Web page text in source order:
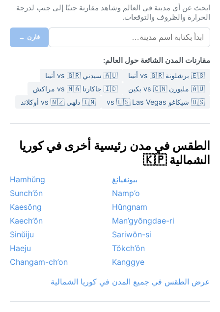
أحياناً إلى منتصف الثلاثينيات مئوية مع هطل أمطار غزيرة بين
يونيو وأغسطس. أما الشتاء فقارس البرودة وجاف جداً،
تنخفض الحرارة إلى ما دون عشرين درجة تحت الصفر،
وتتساقط الثلوج بمعدلات معتدلة تراكمية. الرطوبة مستمرة
الملابس القطنية للصيف وأثقل الملابس الشتوية العازلة للبرد،
مع معطف مضاد للماء لموسم الأمطار.
أفضل فترة لزيارة تشونغجين من الناحية الجوية هي الربيع
والخريف، وتحديداً مايو وأكتوبر، حيث درجات الحرارة معتدلة
الساحل في الشتاء والربيع. العواصف الثلجية ممكنة بين
ديسمبر وفبراير، لكنها ليست شديدة كمناطق الجبال الداخلية.
الظاهرة الأبرز هي الرياح الجافة القادمة من سيبيريا في
الشتاء، مما يزيد الإحساس بالبرودة.
ابحث عن أي مدينة في العالم وشاهد مقارنة جنبًا إلى جنب لدرجة
الحرارة والظروف والتوقعات.
قارن →
مقارنات المدن الشائعة حول العالم:
🇪🇸 برشلونة vs 🇬🇷 أثينا
🇦🇺 سيدني vs 🇬🇷 أثينا
🇦🇺 ملبورن vs 🇨🇳 بكين
🇮🇩 جاكارتا vs 🇲🇦 مراكش
🇺🇸 شيكاغو vs 🇺🇸 Las Vegas
🇮🇳 دلهي vs 🇳🇿 أوكلاند
الطقس في مدن رئيسية أخرى في كوريا
الشمالية 🇰🇵
بيونغيانغ
Hamhŭng
Namp’o
Sunch’ŏn
Hŭngnam
Kaesŏng
Man’gyŏngdae-ri
Kaech’ŏn
Sariwŏn-si
Sinŭiju
Tŏkch’ŏn
Haeju
Kanggye
Changam-ch’on
عرض الطقس في جميع المدن في كوريا الشمالية